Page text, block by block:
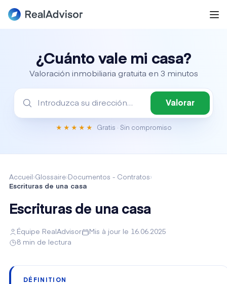
¿Cuánto vale mi casa?
Valoración inmobiliaria gratuita en 3 minutos
Valorar
★★★★★ Gratis · Sin compromiso
Accueil ›Glossaire› Documentos - Contratos›
Escrituras de una casa
Escrituras de una casa
Équipe RealAdvisor
Mis à jour le 16.06.2025
8 min de lectura
DÉFINITION